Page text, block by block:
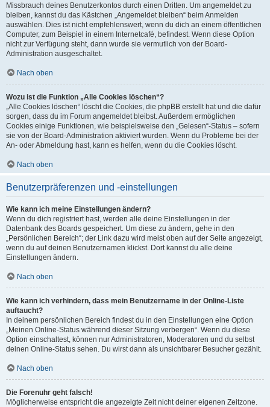
Missbrauch deines Benutzerkontos durch einen Dritten. Um angemeldet zu
bleiben, kannst du das Kästchen „Angemeldet bleiben“ beim Anmelden
auswählen. Dies ist nicht empfehlenswert, wenn du dich an einem öffentlichen
Computer, zum Beispiel in einem Internetcafé, befindest. Wenn diese Option
nicht zur Verfügung steht, dann wurde sie vermutlich von der Board-
Administration ausgeschaltet.
Nach oben
Wozu ist die Funktion „Alle Cookies löschen“?
„Alle Cookies löschen“ löscht die Cookies, die phpBB erstellt hat und die dafür
sorgen, dass du im Forum angemeldet bleibst. Außerdem ermöglichen
Cookies einige Funktionen, wie beispielsweise den „Gelesen“-Status – sofern
sie von der Board-Administration aktiviert wurden. Wenn du Probleme bei der
An- oder Abmeldung hast, kann es helfen, wenn du die Cookies löscht.
Nach oben
Benutzerpräferenzen und -einstellungen
Wie kann ich meine Einstellungen ändern?
Wenn du dich registriert hast, werden alle deine Einstellungen in der
Datenbank des Boards gespeichert. Um diese zu ändern, gehe in den
„Persönlichen Bereich“; der Link dazu wird meist oben auf der Seite angezeigt,
wenn du auf deinen Benutzernamen klickst. Dort kannst du alle deine
Einstellungen ändern.
Nach oben
Wie kann ich verhindern, dass mein Benutzername in der Online-Liste
auftaucht?
In deinem persönlichen Bereich findest du in den Einstellungen eine Option
„Meinen Online-Status während dieser Sitzung verbergen“. Wenn du diese
Option einschaltest, können nur Administratoren, Moderatoren und du selbst
deinen Online-Status sehen. Du wirst dann als unsichtbarer Besucher gezählt.
Nach oben
Die Forenuhr geht falsch!
Möglicherweise entspricht die angezeigte Zeit nicht deiner eigenen Zeitzone.